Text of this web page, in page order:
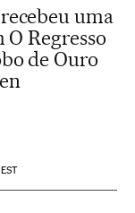
uma
Regresso
de Ouro